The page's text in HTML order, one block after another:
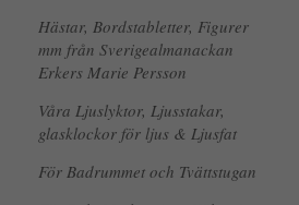
Hästar, Bordstabletter, Figurer
mm från Sverigealmanackan
Erkers Marie Persson
Våra Ljuslyktor, Ljusstakar,
glasklockor för ljus & Ljusfat
För Badrummet och Tvättstugan